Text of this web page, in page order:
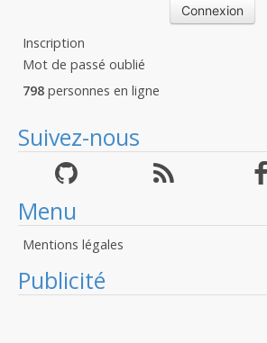
Inscription
Mot de passé oublié
798 personnes en ligne
Suivez-nous
Menu
Mentions légales
Publicité